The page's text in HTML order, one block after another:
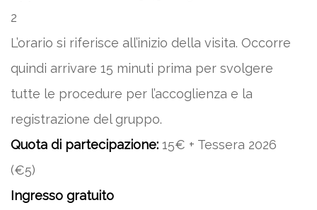
2
L’orario si riferisce all’inizio della visita. Occorre
quindi arrivare 15 minuti prima per svolgere
tutte le procedure per l’accoglienza e la
registrazione del gruppo.
Quota di partecipazione: 15€ + Tessera 2026
(€5)
Ingresso gratuito